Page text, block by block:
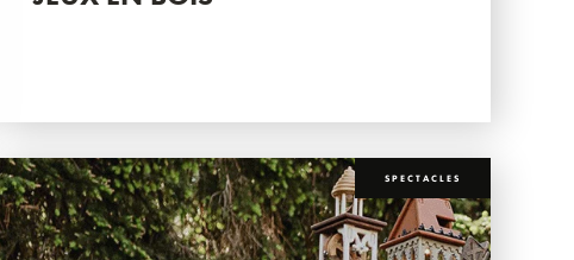
SPECTACLES